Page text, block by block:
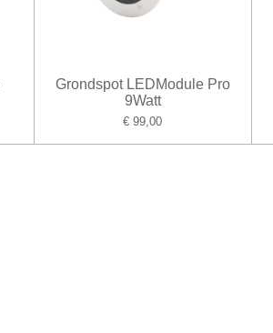
Grondspot LEDModule Pro
9Watt
€ 99,00